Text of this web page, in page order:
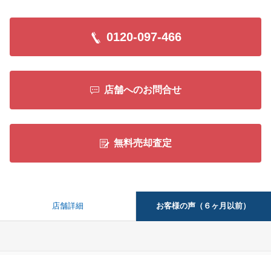
0120-097-466
店舗へのお問合せ
無料売却査定
店舗詳細 お客様の声（６ヶ月以前）